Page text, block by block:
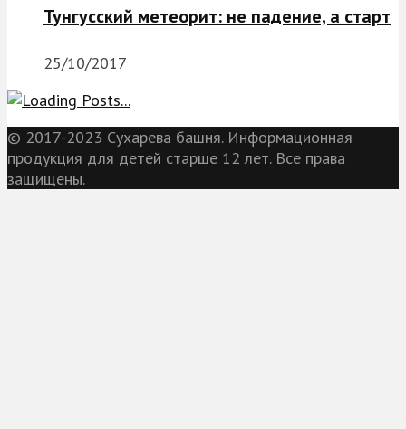
Тунгусский метеорит: не падение, а старт
25/10/2017
© 2017-2023 Сухарева башня. Информационная
продукция для детей старше 12 лет. Все права
защищены.